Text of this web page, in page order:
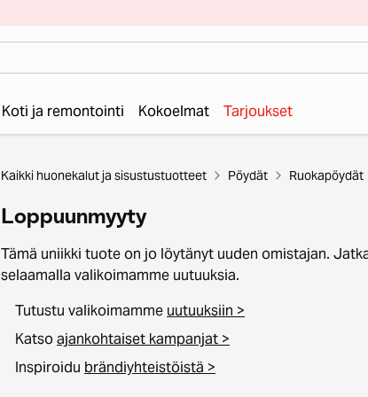
Koti ja remontointi Kokoelmat Tarjoukset
Kaikki huonekalut ja sisustustuotteet Pöydät Ruokapöydät
Loppuunmyyty
Tämä uniikki tuote on jo löytänyt uuden omistajan.
selaamalla valikoimamme uutuuksia.
Tutustu valikoimamme uutuuksiin >
Katsoajankohtaiset kampanjat >
Inspiroidu brändiyhteistöistä >